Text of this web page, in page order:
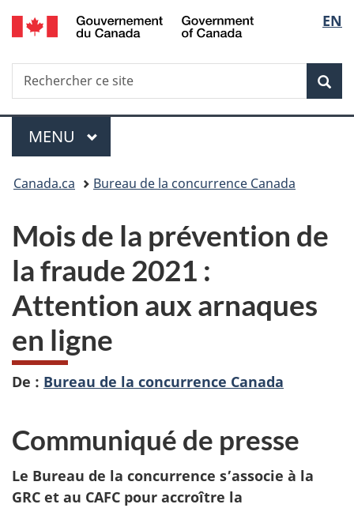
Passer
au
Passer
à
du
Passer
à
simplifiée
de
la
EN
Recherche
Rechercher
ce
Menu
MENU PRINCIPAL
Vous
ici :
Canada.ca Bureau de la concurrence Canada
Mois de la prévention de
la fraude 2021 :
Attention aux arnaques
en ligne
De : Bureau de la concurrence Canada
Communiqué de presse
Le Bureau de la concurrence s’associe à la
GRC et au CAFC pour accroître la